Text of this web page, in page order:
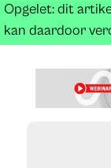
Opgelet: dit
kan daardoor